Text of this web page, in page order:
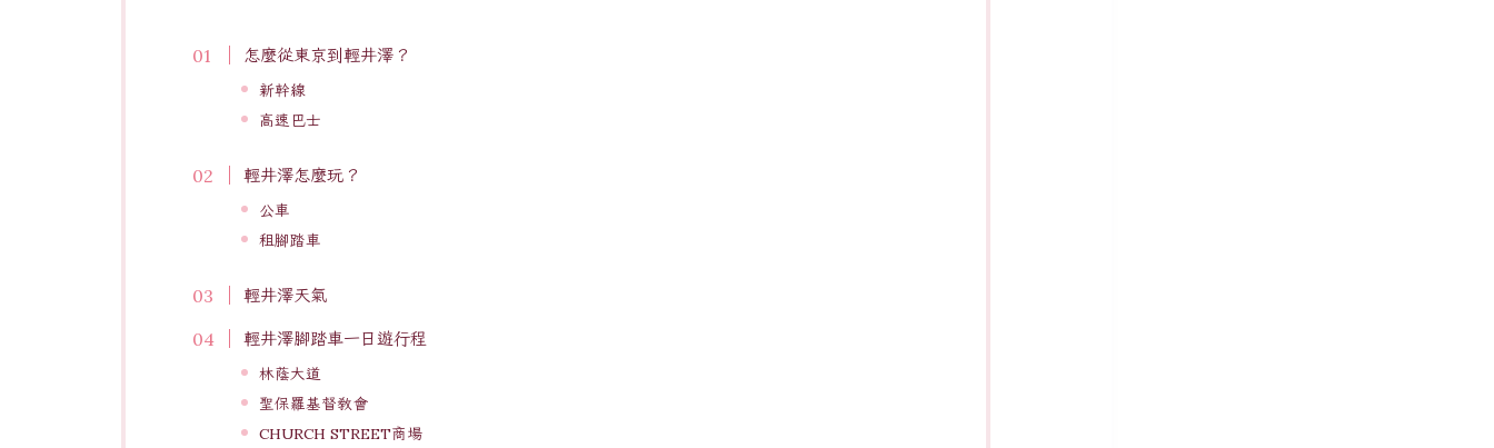
怎麼從東京到輕井澤？
新幹線
高速巴士
輕井澤怎麼玩？
公車
租腳踏車
輕井澤天氣
輕井澤腳踏車一日遊行程
林蔭大道
聖保羅基督教會
CHURCH STREET商場